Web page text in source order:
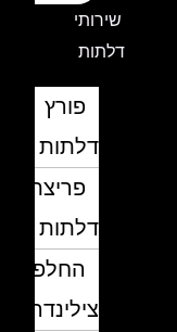
שירותי
דלתות
פורץ
דלתות
פריצת
דלתות
החלפת
צילינדרים